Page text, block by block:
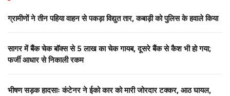
ग्रामीणों ने तीन पहिया वाहन से पकड़ा विद्युत तार, कबाड़ी को पुलिस के हवाले किया
सागर में बैंक चेक बॉक्स से 5 लाख का चेक गायब, दूसरे बैंक से कैश भी हो गया;
फर्जी आधार से निकाली रकम
भीषण सड़क हादसाः कंटेनर ने ईको कार को मारी जोरदार टक्कर, आठ घायल,